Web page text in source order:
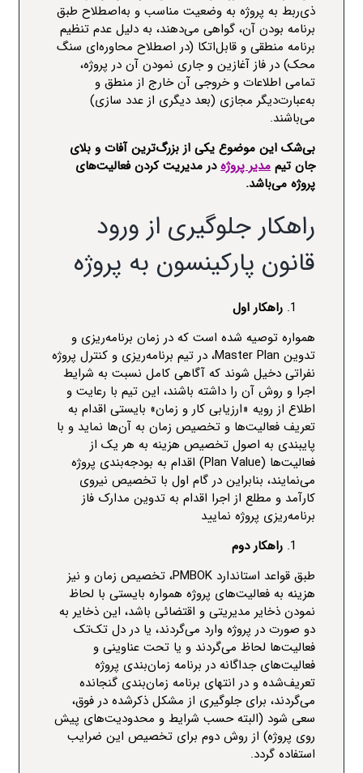
ذی‌ربط به پروژه به وضعیت مناسب و به‌اصطلاح طبق
برنامه بودن آن، گواهی می‌دهند، به دلیل عدم تنظیم
برنامه منطقی و قابل‌اتکا (در اصطلاح محاوره‌ای سنگ
محک) در فاز آغازین و جاری نمودن آن در پروژه،
تمامی اطلاعات و خروجی آن خارج از منطق و
به‌عبارت‌دیگر مجازی (بعد دیگری از عدد سازی)
می‌باشند.
بی‌شک این موضوع یکی از بزرگ‌ترین آفات و بلای
جان تیممدیر پروژهدر مدیریت کردن فعالیت‌های
پروژه می‌باشد.
راهکار جلوگیری از ورود
قانون پارکینسون به پروژه
راهکار اول
همواره توصیه شده است که در زمان برنامه‌ریزی و
تدوینMaster Plan، در تیم برنامه‌ریزی و کنترل پروژه
نفراتی دخیل شوند که آگاهی کامل نسبت به شرایط
اجرا و روش آن را داشته باشند، این تیم با رعایت و
اطلاع از رویه «ارزیابی کار و زمان » بایستی اقدام به
تعریف فعالیت‌ها و تخصیص زمان به آن‌ها نماید و با
پایبندی به اصول تخصیص هزینه به هر یک از
فعالیت‌ها (Plan Value ) اقدام به بودجه‌بندی پروژه
می‌نمایند، بنابراین در گام اول با تخصیص نیروی
کارآمد و مطلع از اجرا اقدام به تدوین مدارک فاز
برنامه‌ریزی پروژه نمایید
راهکار دوم
طبق قواعد استانداردPMBOK، تخصیص زمان و نیز
هزینه به فعالیت‌های پروژه همواره بایستی با لحاظ
نمودن ذخایرمدیریتیواقتضائیباشد، این ذخایر به
دو صورت در پروژه وارد می‌گردند، یا در دل تک‌تک
فعالیت‌ها لحاظ می‌گردند و یا تحت عناوینی و
فعالیت‌های جداگانه در برنامه زمان‌بندی پروژه
تعریف‌شده و در انتهای برنامه زمان‌بندی گنجانده
می‌گردند، برای جلوگیری از مشکل ذکرشده در فوق،
سعی شود (البته حسب شرایط و محدودیت‌های پیش
روی پروژه) از روش دوم برای تخصیص این ضرایب
استفاده گردد.